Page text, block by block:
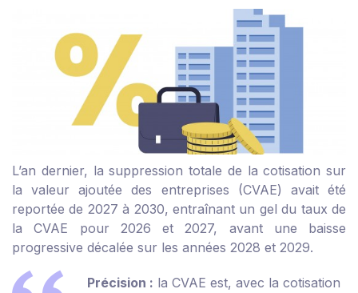
L’an dernier, la suppression totale de la cotisation sur
la valeur ajoutée des entreprises (CVAE) avait été
reportée de 2027 à 2030, entraînant un gel du taux de
la CVAE pour 2026 et 2027, avant une baisse
progressive décalée sur les années 2028 et 2029.
Précision : la CVAE est, avec la cotisation